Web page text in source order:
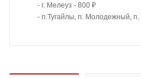
- г. Мелеуз - 800 ₽
- п.Тугайлы, п. Молодежный,